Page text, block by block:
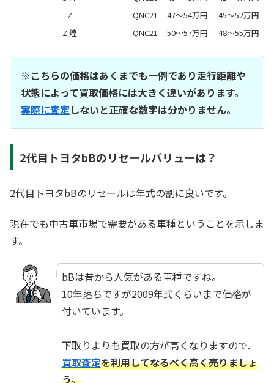
Z
QNC21 47～54万円
45～52万円
Z 煌
QNC21 50～57万円 48～55万円
※こちらの価格はあくまでも一例であり走行距離や
状態によって買取価格には大きく違いがあります。
実際に査定しないと正確な数字は分かりません。
2代目トヨタbBのリセールバリューは？
2代目トヨタbBのリセールは年式の割に良いです。
現在でも中古車市場で需要がある車種ということを示しま
す。
bBは昔から人気がある車種ですね。
10年落ちですが2009年式くらいまで価格が
付いています。
下取りよりも買取の方が高くなりますので、
買取査定を利用してなるべく高く売りましょ
う。